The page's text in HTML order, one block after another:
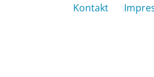
Kontakt